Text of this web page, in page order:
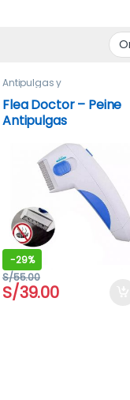
Antipulgas y
Antiparasitarios
Peines y Cuidado
Flea Doctor – Peine
Antipulgas
-29%
S/39.00
S/55.00